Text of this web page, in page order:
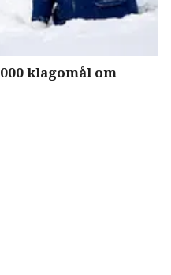
klagomål om